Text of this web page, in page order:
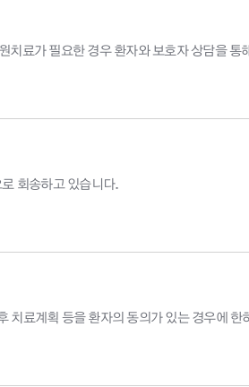
치료가 필요한 경우 환자와 보호자 상담을
회송하고 있습니다.
치료계획 등을 환자의 동의가 있는 경우에